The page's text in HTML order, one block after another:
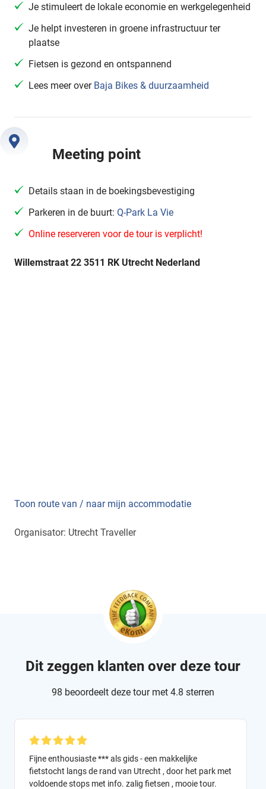
Je stimuleert de lokale economie en werkgelegenheid
Je helpt investeren in groene infrastructuur ter
plaatse
Fietsen is gezond en ontspannend
Lees meer over Baja Bikes & duurzaamheid
Meeting point
Details staan in de boekingsbevestiging
Parkeren in de buurt: Q-Park La Vie
Online reserveren voor de tour is verplicht!
Willemstraat 22 3511 RK Utrecht Nederland
Toon route van / naar mijn accommodatie
Organisator: Utrecht Traveller
Dit zeggen klanten over deze tour
98 beoordeelt deze tour met 4.8 sterren
Fijne enthousiaste *** als gids - een makkelijke
fietstocht langs de rand van Utrecht , door het park met
voldoende stops met info. zalig fietsen , mooie tour.